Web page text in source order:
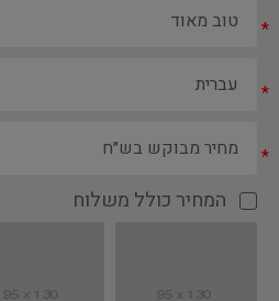
*
*
*
המחיר כולל משלוח